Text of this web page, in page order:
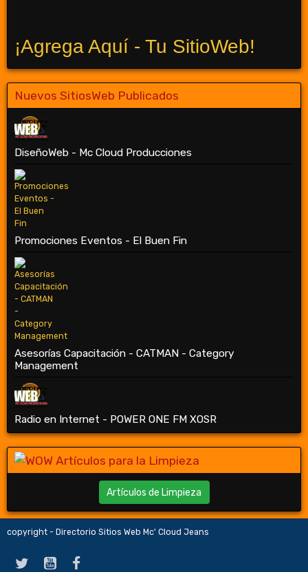
¡Agrega Aquí - Tu SitioWeb!
Nuevos SitiosWeb Publicados
DiseñoWeb - Mc Cloud Producciones
Promociones Eventos - El Buen Fin
Asesorías Capacitación - CATMAN - Category
Management
Radio en Internet - POWER ONE FM XOSR
Artículos de Limpieza
copyright - Directorio Sitios Web Mc' Cloud Jeans